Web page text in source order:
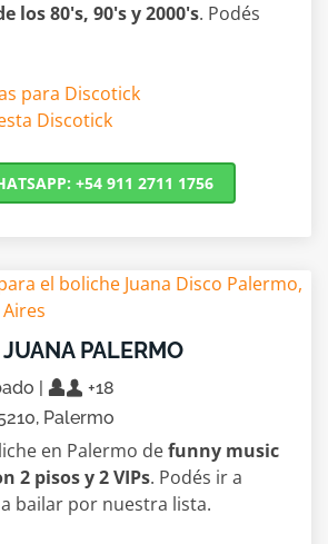
los 80's, 90's y 2000's. Podés
para Discotick
Discotick
+54 911 2711 1756
JUANA PALERMO
|
+18
Palermo
en Palermo defunny music
2 pisos y 2 VIPs. Podés ir a
bailar por nuestra lista.